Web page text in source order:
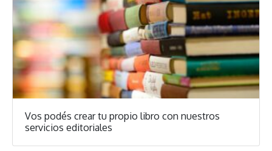
Vos podés crear tu propio libro con nuestros
servicios editoriales